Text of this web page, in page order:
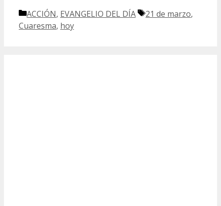
Categorías
ACCIÓN, EVANGELIO DEL DÍA Etiquetas
21 de marzo,
Cuaresma, hoy